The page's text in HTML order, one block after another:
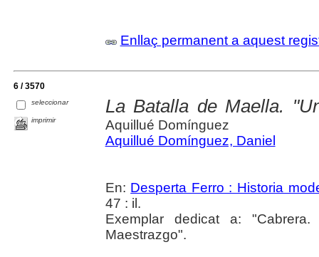
Enllaç permanent a aquest
6 / 3570
seleccionar
imprimir
La Batalla de Maella.
Aquillué Domínguez
Aquillué Domínguez, Daniel
En: Desperta Ferro : Historia
47 : il.
Exemplar dedicat a:
Maestrazgo".